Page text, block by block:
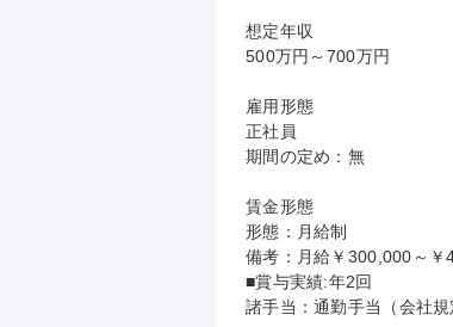
想定年収
500万円～700万円
雇用形態
正社員
期間の定め：無
賃金形態
形態：月給制
備考：月給￥300,000～
■賞与実績:年2回
諸手当：通勤手当（会社